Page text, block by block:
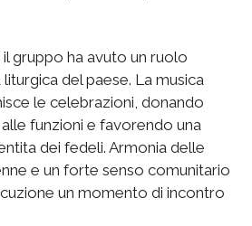
gruppo ha avuto un ruolo
del paese. La musica
le celebrazioni, donando
funzioni e favorendo una
dei fedeli. Armonia delle
e un forte senso comunitario
un momento di incontro